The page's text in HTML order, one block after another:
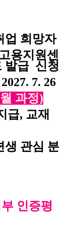
업 희망자
용지원센
발급 신청
7. 26
과정)
급, 교재
생 관심 분
인증평